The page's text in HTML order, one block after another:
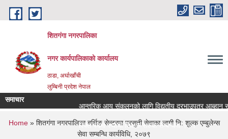
Skip to main content
शितगंगा नगरपालिका
नगर कार्यपालिकाकाे कार्यालय
ठाडा, अर्घाखाँची
लुम्बिनी प्रदेश नेपाल
समाचार
आन्तरिक आय संकलनको लागि विद्युतीय दरभाउपत्र आब्हान
रिक्त पदमा स्थायी शिक्षक सरुवा सम्बन्धमा ।।।
You are here
Home» शितगंगा नगरपालिका बर्थिङ सेन्टरमा प्रसुती सेवाका लागी नि: शुल्क एम्बुलेन्स
सेवा सम्बन्धि कार्यविधि, २०७९